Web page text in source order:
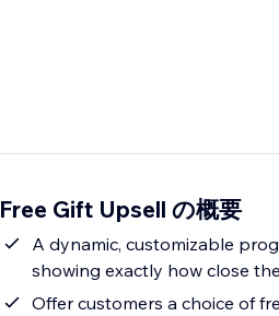
Free Gift Upsell の概要
A dynamic, customizable
showing exactly how close
Offer customers a choice of